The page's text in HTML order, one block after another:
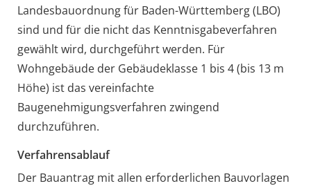
Landesbauordnung für Baden-Württemberg (LBO)
sind und für die nicht das Kenntnisgabeverfahren
gewählt wird, durchgeführt werden. Für
Wohngebäude der Gebäudeklasse 1 bis 4 (bis 13 m
Höhe) ist das vereinfachte
Baugenehmigungsverfahren zwingend
durchzuführen.
Verfahrensablauf
Der Bauantrag mit allen erforderlichen Bauvorlagen